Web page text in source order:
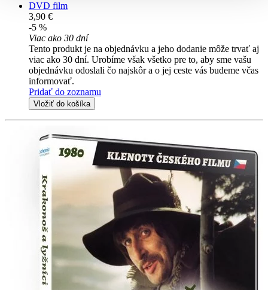
DVD film
3,90 €
-5 %
Viac ako 30 dní
Tento produkt je na objednávku a jeho dodanie môže trvať aj
viac ako 30 dní. Urobíme však všetko pre to, aby sme vašu
objednávku odoslali čo najskôr a o jej ceste vás budeme včas
informovať.
Pridať do zoznamu
Vložiť do košíka